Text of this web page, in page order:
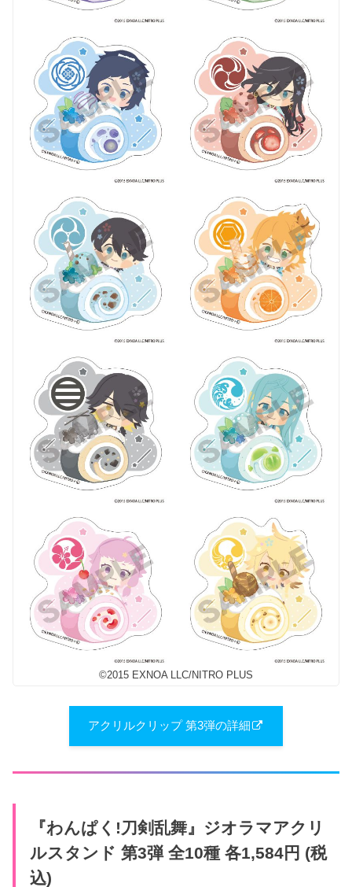
©2015 EXNOA LLC/NITRO PLUS
アクリルクリップ 第3弾の詳細
『わんぱく​!刀剣乱舞』​ジオラマアクリ
ルスタンド 第3弾 全10種 各1,584円 (税
込)